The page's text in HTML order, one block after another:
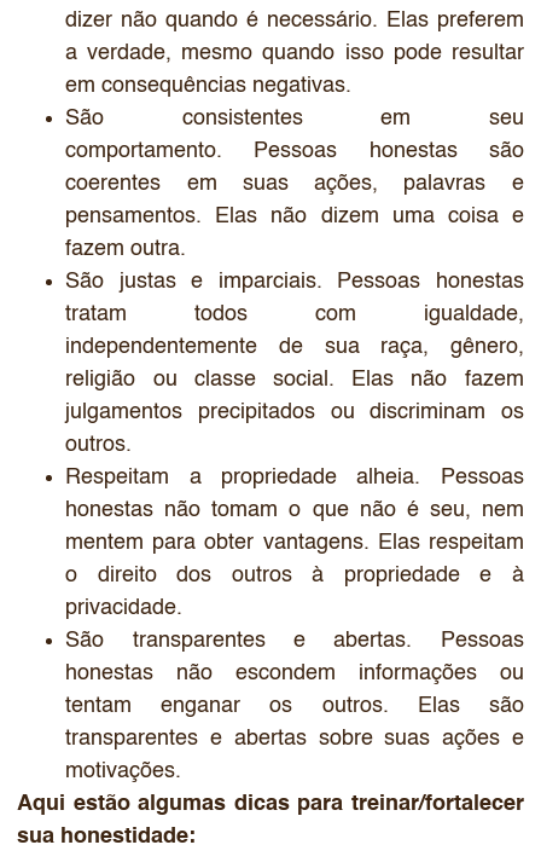
dizer não quando é necessário. Elas preferem
a verdade, mesmo quando isso pode resultar
em consequências negativas.
São consistentes em seu
comportamento. Pessoas honestas são
coerentes em suas ações, palavras e
pensamentos. Elas não dizem uma coisa e
fazem outra.
São justas e imparciais. Pessoas honestas
tratam todos com igualdade,
independentemente de sua raça, gênero,
religião ou classe social. Elas não fazem
julgamentos precipitados ou discriminam os
outros.
Respeitam a propriedade alheia. Pessoas
honestas não tomam o que não é seu, nem
mentem para obter vantagens. Elas respeitam
o direito dos outros à propriedade e à
privacidade.
São transparentes e abertas. Pessoas
honestas não escondem informações ou
tentam enganar os outros. Elas são
transparentes e abertas sobre suas ações e
motivações.
Aqui estão algumas dicas para treinar/fortalecer
sua honestidade: